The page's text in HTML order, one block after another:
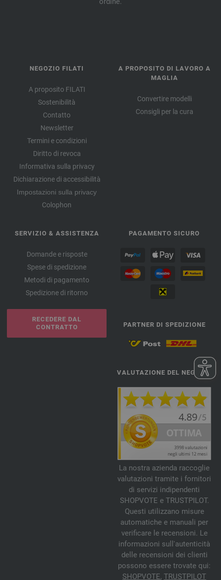
NEGOZIO FILATI
A proposito FILATI
Sostenibilità
Contatto
Newsletter
Termini e condizioni
Diritto di revoca
Informativa sulla privacy
Dichiarazione di accessibilità
Impostazioni sulla privacy
Colophon
A PROPOSITO DI LAVORO A
MAGLIA
Convertire modelli
Consigli per la cura
SERVIZIO & ASSISTENZA
Domande e risposte
Spese di spedizione
Metodi di pagamento
Spedizione di ritorno
RECEDERE DAL
CONTRATTO
PAGAMENTO SICURO
PARTNER DI SPEDIZIONE
VALUTAZIONE DEL NEGOZIO
La nostra azienda raccoglie
valutazioni tramite i fornitori
di servizi indipendenti
SHOPVOTE e TRUSTPILOT.
Questi utilizzano misure
automatiche e manuali per
verificare le recensioni. Le
informazioni sull'autenticità
delle recensioni dei clienti
possono essere trovate qui:
SHOPVOTE, TRUSTPILOT